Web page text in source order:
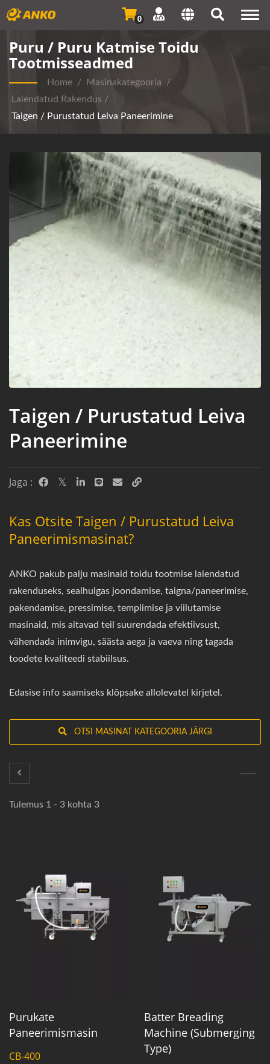
0
Puru / Puru Katmise Toidu
Tootmisseadmed
Home / Masinakategooria
/
Laiendatud Rakendus /
Taigen / Purustatud Leiva Paneerimine
Taigen / Purustatud Leiva
Paneerimine
Jaga :
Kas Otsite Taigen / Purustatud Leiva
Paneerimismasinat?
ANKO pakub palju masinaid toidu tootmise laiendatud
rakenduseks, sealhulgas joondamise, taigna/paneerimise,
pakendamise, pressimise, templimise ja viilutamise
masinaid, mis aitavad teil suurendada efektiivsust,
vähendada inimvigu, säästa aega ja vaeva ning tagada
toodete kvaliteedi stabiilsus.
Edasise info saamiseks klõpsake allolevatel kirjetel.
OTSI MASINAT KATEGOORIA JÄRGI
Tulemus 1 - 3 kohta 3
Purukate
Paneerimismasin
CB-400
Batter Breading
Machine (Submerging
Type)